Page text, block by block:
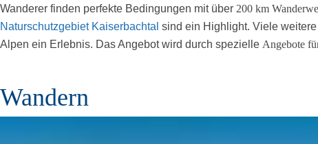
Wanderer finden perfekte Bedingungen mit über 200 km
Naturschutzgebiet Kaiserbachtal sind ein Highlight. Viele
Alpen ein Erlebnis. Das Angebot wird durch spezielle Angebote
Wandern